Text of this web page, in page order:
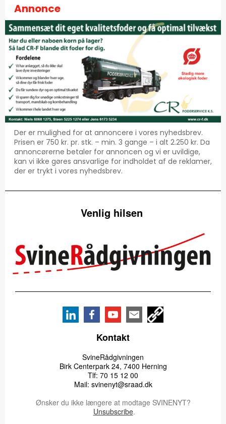
Annonce
Der er mulighed for at annoncere i vores nyhedsbrev.
Prisen er 750 kr. pr. stk. – min. 3 gange – i alt 2.250 kr. Da
annoncørerne betaler for annoncen og vi er uvildige,
kan vi ikke gøres ansvarlige for indholdet af de reklamer,
der er trykt i vores nyhedsbrev.
Venlig hilsen
Kontakt
SvineRådgivningen
Birk Centerpark 24, 7400 Herning
Tlf: 70 15 12 00
Mail: svinenyt@sraad.dk
Ønsker du ikke længere at modtage SVINENYT?
Unsubscribe.